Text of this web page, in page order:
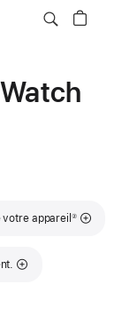
appareil
Note de bas de page
②